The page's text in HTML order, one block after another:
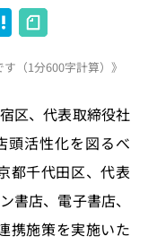
H
at
e
n
a
（1分600字計算）》
区、代表取締役社
頭活性化を図るべ
都千代田区、代表
書店、電子書店、
携施策を実施いた